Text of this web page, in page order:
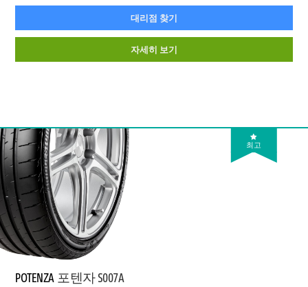
대리점 찾기
자세히 보기
최고
POTENZA 포텐자 S007A